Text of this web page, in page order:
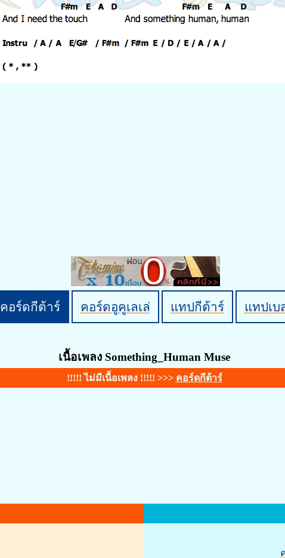
คอร์ดกีต้าร์ คอร์ดอูคูเลเล่ แทปกีต้าร์ แทปเบ
เนื้อเพลง Something_Human Muse
!!!!! ไม่มีเนื้อเพลง !!!!! >>> คอร์ดกีต้าร์